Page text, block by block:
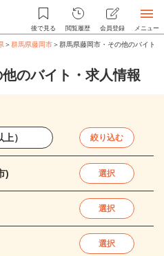
後で見る 閲覧履歴 会員登録 メニュー
＞群馬県藤岡市＞群馬県藤岡市・その他のバイト
のバイト・求人情報
絞り込む
) 選択
選択
選択